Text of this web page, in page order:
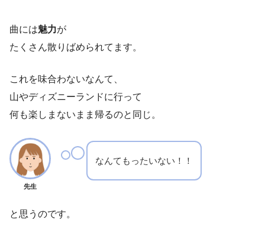
曲には魅力が
たくさん散りばめられてます。
これを味合わないなんて、
山やディズニーランドに行って
何も楽しまないまま帰るのと同じ。
先生
なんてもったいない！！
と思うのです。